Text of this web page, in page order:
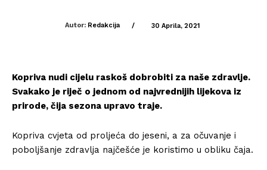
Autor: Redakcija / 30 Aprila, 2021
Kopriva nudi cijelu raskoš dobrobiti za naše zdravlje.
Svakako je riječ o jednom od najvrednijih lijekova iz
prirode, čija sezona upravo traje.
Kopriva cvjeta od proljeća do jeseni, a za očuvanje i
poboljšanje zdravlja najčešće je koristimo u obliku čaja.